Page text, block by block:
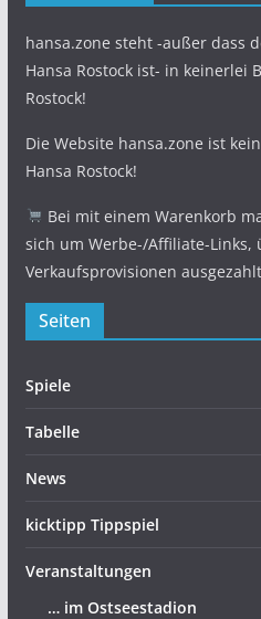
hansa.zone steht -außer dass
Hansa Rostock ist- in keinerlei
Rostock!
Die Website hansa.zone ist
Hansa Rostock!
Bei mit einem Warenkorb
sich um Werbe-/Affiliate-Links,
Verkaufsprovisionen
Seiten
Spiele
Tabelle
News
kicktipp Tippspiel
Veranstaltungen
… im Ostseestadion